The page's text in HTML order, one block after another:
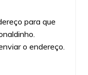
para que
o endereço.